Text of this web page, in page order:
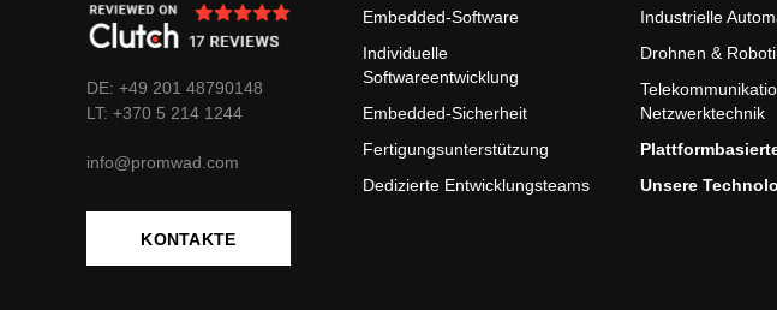
DE: +49 201 48790148
LT: +370 5 214 1244
info@promwad.com
KONTAKTE
Embedded-Software
Individuelle
Softwareentwicklung
Embedded-Sicherheit
Fertigungsunterstützung
Dedizierte Entwicklungsteams
Industrielle
Drohnen &
Netzwerktechnik
Unsere